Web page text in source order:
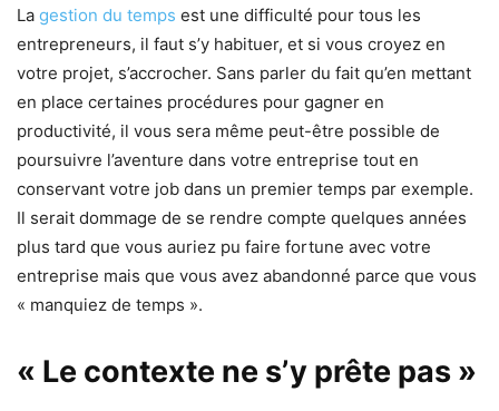
La gestion du temps est une difficulté pour tous les
entrepreneurs, il faut s’y habituer, et si vous croyez en
votre projet, s’accrocher. Sans parler du fait qu’en mettant
en place certaines procédures pour gagner en
productivité, il vous sera même peut-être possible de
poursuivre l’aventure dans votre entreprise tout en
conservant votre job dans un premier temps par exemple.
Il serait dommage de se rendre compte quelques années
plus tard que vous auriez pu faire fortune avec votre
entreprise mais que vous avez abandonné parce que vous
« manquiez de temps ».
« Le contexte ne s’y prête pas »